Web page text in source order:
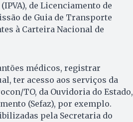
de Licenciamento de
de Guia de Transporte
à Carteira Nacional de
médicos, registrar
ter acesso aos serviços da
TO, da Ouvidoria do Estado,
(Sefaz), por exemplo.
pela Secretaria do